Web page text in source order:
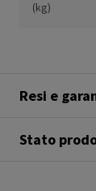
(kg)
Resi e
Stato